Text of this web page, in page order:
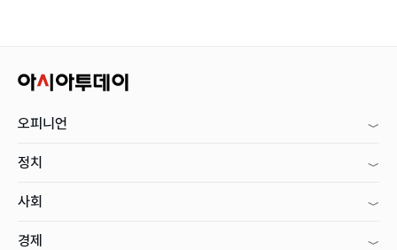
오피니언
정치
사회
경제